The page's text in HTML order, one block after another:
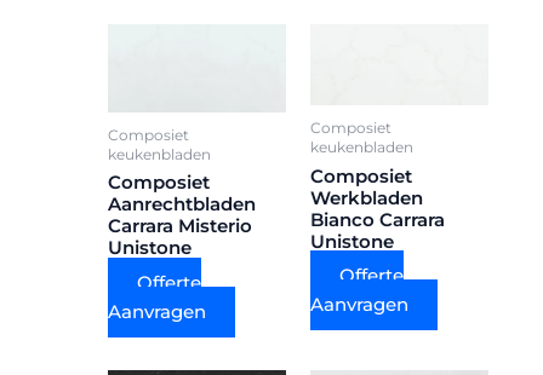
Composiet
keukenbladen
Composiet
Aanrechtbladen
Carrara Misterio
Unistone
Offerte
Aanvragen
Composiet
keukenbladen
Composiet
Werkbladen
Bianco Carrara
Unistone
Offerte
Aanvragen